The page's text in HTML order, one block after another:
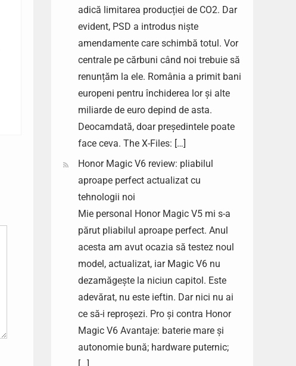
adică limitarea producției de CO2. Dar
evident, PSD a introdus niște
amendamente care schimbă totul. Vor
centrale pe cărbuni când noi trebuie să
renunțăm la ele. România a primit bani
europeni pentru închiderea lor și alte
miliarde de euro depind de asta.
Deocamdată, doar președintele poate
face ceva. The X-Files: […]
Honor Magic V6 review: pliabilul
aproape perfect actualizat cu
tehnologii noi
Mie personal Honor Magic V5 mi s-a
părut pliabilul aproape perfect. Anul
acesta am avut ocazia să testez noul
model, actualizat, iar Magic V6 nu
dezamăgește la niciun capitol. Este
adevărat, nu este ieftin. Dar nici nu ai
ce să-i reproșezi. Pro și contra Honor
Magic V6 Avantaje: baterie mare și
autonomie bună; hardware puternic;